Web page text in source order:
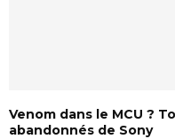
Venom dans le MCU ?
abandonnés de Sony